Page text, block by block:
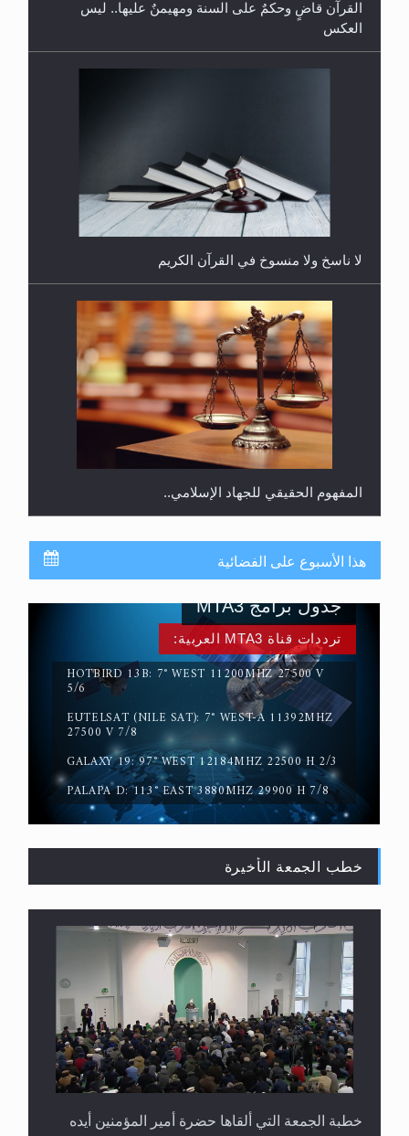
هل يجوز فتح مشروع كوافير نسائي للمحجبات وغير
لا ناسخ ولا منسوخ في القرآن الكريم
المفهوم الحقيقي للجهاد الإسلامي..
سورة التكوير تُنبئ بزمن بعثة المسيح الموعود عليه
السلام
حقيقة المسيح الدجال
القرآن قاضٍ وحكمٌ على السنة ومهيمنٌ عليها.. ليس
العكس
هذا الأسبوع على الفضائية
ترددات قناة MTA3 العربية:
HOTBIRD 13B: 7° WEST 11200MHZ 27500 V
5/6
EUTELSAT (NILE SAT): 7° WEST-A 11392MHZ
27500 V 7/8
GALAXY 19: 97° WEST 12184MHZ 22500 H 2/3
PALAPA D: 113° EAST 3880MHZ 29900 H 7/8
جدول برامج MTA3
خطب الجمعة الأخيرة
خطبة الجمعة التي ألقاها حضرة أمير المؤمنين أيده